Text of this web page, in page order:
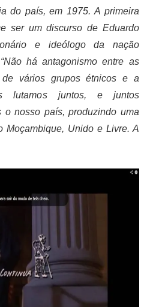
do país, em 1975. A primeira
ser um discurso de Eduardo
e ideólogo da nação
há antagonismo entre as
vários grupos étnicos e a
lutamos juntos, e juntos
o nosso país, produzindo uma
Moçambique, Unido e Livre. A